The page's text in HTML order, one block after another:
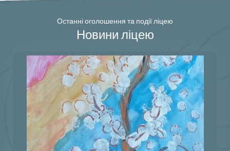
Останні оголошення та події ліцею
Новини ліцею